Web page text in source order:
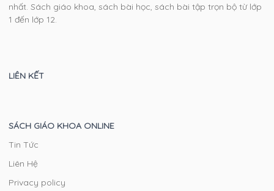
nhất. Sách giáo khoa, sách bài học, sách bài tập trọn bộ từ lớp
1 đến lớp 12.
LIÊN KẾT
SÁCH GIÁO KHOA ONLINE
Tin Tức
Liên Hệ
Privacy policy